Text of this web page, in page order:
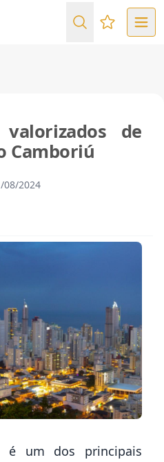
Favoritos
de
Camboriú
08/2024
é um dos principais